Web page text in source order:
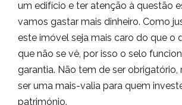
um edifício e ter atenção à questão
vamos gastar mais dinheiro. Como
este imóvel seja mais caro do que o
que não se vê, por isso o selo
garantia. Não tem de ser obrigatório,
ser uma mais-valia para quem
património.